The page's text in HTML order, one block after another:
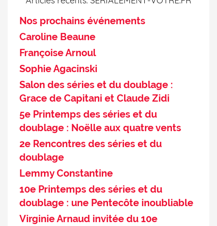
Nos prochains événements
Caroline Beaune
Françoise Arnoul
Sophie Agacinski
Salon des séries et du doublage :
Grace de Capitani et Claude Zidi
5e Printemps des séries et du
doublage : Noëlle aux quatre vents
2e Rencontres des séries et du
doublage
Lemmy Constantine
10e Printemps des séries et du
doublage : une Pentecôte inoubliable
Virginie Arnaud invitée du 10e